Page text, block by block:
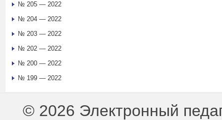
№ 205 — 2022
№ 204 — 2022
№ 203 — 2022
№ 202 — 2022
№ 200 — 2022
№ 199 — 2022
© 2026 Электронный